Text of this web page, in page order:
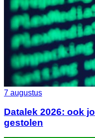
7 augustus
Datalek 2026: ook
gestolen